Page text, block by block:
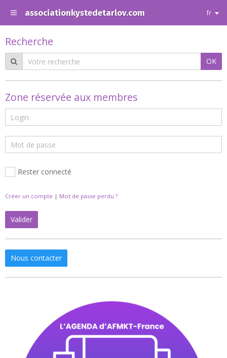
associationkystedetarlov.com fr
Recherche
OK
Zone réservée aux membres
Rester connecté
Créer un compte | Mot de passe perdu ?
Valider
Nous contacter